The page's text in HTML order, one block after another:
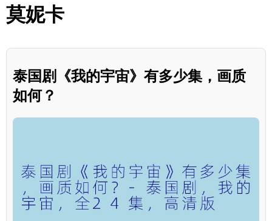
莫妮卡
泰国剧《我的宇宙》有多少集，画质
如何？